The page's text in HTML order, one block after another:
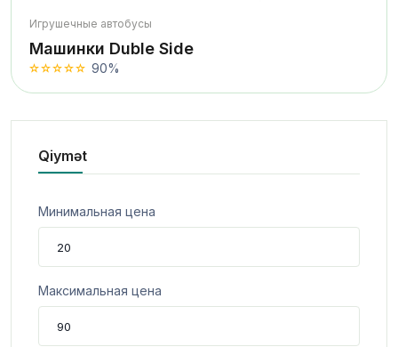
Игрушечные автобусы
Машинки Duble Side
90%
Qiymət
Минимальная цена
Максимальная цена